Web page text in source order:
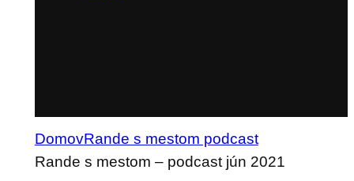
DomovRande s mestom podcast
Rande s mestom – podcast jún 2021